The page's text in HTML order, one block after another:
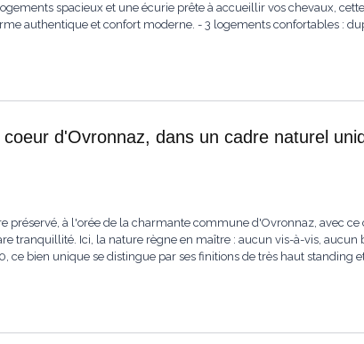
spacieux et une écurie prête à accueillir vos chevaux,
authentique et confort moderne. - 3 logements confortables :
d'Ovronnaz, dans un cadre naturel
préservé, à l'orée de la charmante commune d'Ovronnaz, avec
tranquillité. Ici, la nature règne en maître : aucun vis-à-vis, aucun
ce bien unique se distingue par ses finitions de très haut standing